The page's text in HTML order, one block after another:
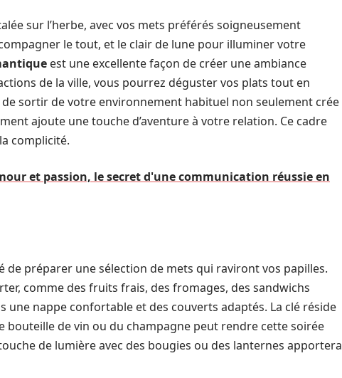
sur l’herbe, avec vos mets préférés soigneusement
le tout, et le clair de lune pour illuminer votre
est une excellente façon de créer une ambiance
de la ville, vous pourrez déguster vos plats tout en
sortir de votre environnement habituel non seulement crée
ajoute une touche d’aventure à votre relation. Ce cadre
complicité.
et passion, le secret d'une communication réussie en
de préparer une sélection de mets qui raviront vos papilles.
comme des fruits frais, des fromages, des sandwichs
une nappe confortable et des couverts adaptés. La clé réside
bouteille de vin ou du champagne peut rendre cette soirée
de lumière avec des bougies ou des lanternes apportera